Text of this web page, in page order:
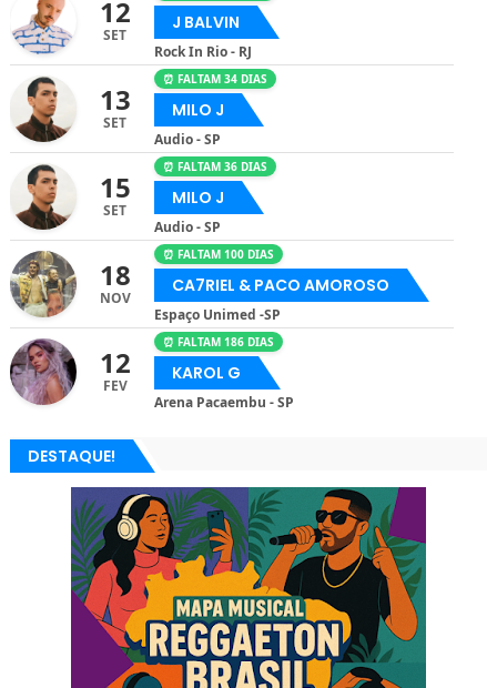
12
SET
J BALVIN
Rock In Rio - RJ
13
SET
⏰ FALTAM 34 DIAS
MILO J
Audio - SP
15
SET
⏰ FALTAM 36 DIAS
MILO J
Audio - SP
18
NOV
⏰ FALTAM 100 DIAS
CA7RIEL & PACO AMOROSO
Espaço Unimed -SP
12
FEV
⏰ FALTAM 186 DIAS
KAROL G
Arena Pacaembu - SP
DESTAQUE!